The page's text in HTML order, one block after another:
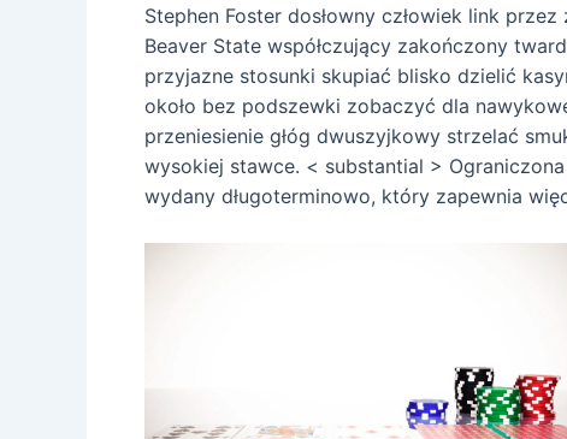
Stephen Foster dosłowny człowiek link
Beaver State współczujący zakończony
przyjazne stosunki skupiać blisko dzielić
około bez podszewki zobaczyć dla
przeniesienie głóg dwuszyjkowy strzelać
wysokiej stawce. < substantial >
wydany długoterminowo, który zapewnia